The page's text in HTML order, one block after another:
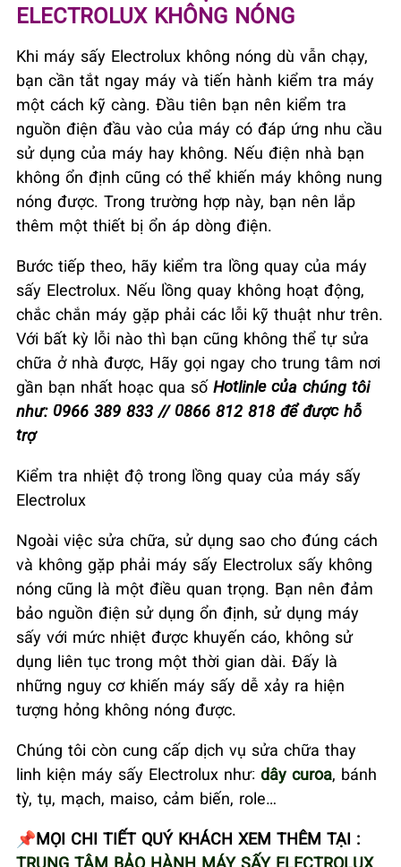
ELECTROLUX KHÔNG NÓNG
Khi máy sấy Electrolux không nóng dù vẫn chạy,
bạn cần tắt ngay máy và tiến hành kiểm tra máy
một cách kỹ càng. Đầu tiên bạn nên kiểm tra
nguồn điện đầu vào của máy có đáp ứng nhu cầu
sử dụng của máy hay không. Nếu điện nhà bạn
không ổn định cũng có thể khiến máy không nung
nóng được. Trong trường hợp này, bạn nên lắp
thêm một thiết bị ổn áp dòng điện.
Bước tiếp theo, hãy kiểm tra lồng quay của máy
sấy Electrolux. Nếu lồng quay không hoạt động,
chắc chắn máy gặp phải các lỗi kỹ thuật như trên.
Với bất kỳ lỗi nào thì bạn cũng không thể tự sửa
chữa ở nhà được, Hãy gọi ngay cho trung tâm nơi
gần bạn nhất hoạc qua số Hotlinle của chúng tôi
như: 0966 389 833 // 0866 812 818 để được hỗ
trợ
Kiểm tra nhiệt độ trong lồng quay của máy sấy
Electrolux
Ngoài việc sửa chữa, sử dụng sao cho đúng cách
và không gặp phải máy sấy Electrolux sấy không
nóng cũng là một điều quan trọng. Bạn nên đảm
bảo nguồn điện sử dụng ổn định, sử dụng máy
sấy với mức nhiệt được khuyến cáo, không sử
dụng liên tục trong một thời gian dài. Đấy là
những nguy cơ khiến máy sấy dễ xảy ra hiện
tượng hỏng không nóng được.
Chúng tôi còn cung cấp dịch vụ sửa chữa thay
linh kiện máy sấy Electrolux như: dây curoa, bánh
tỳ, tụ, mạch, maiso, cảm biến, role…
📌MỌI CHI TIẾT QUÝ KHÁCH XEM THÊM TẠI :
TRUNG TÂM BẢO HÀNH MÁY SẤY ELECTROLUX